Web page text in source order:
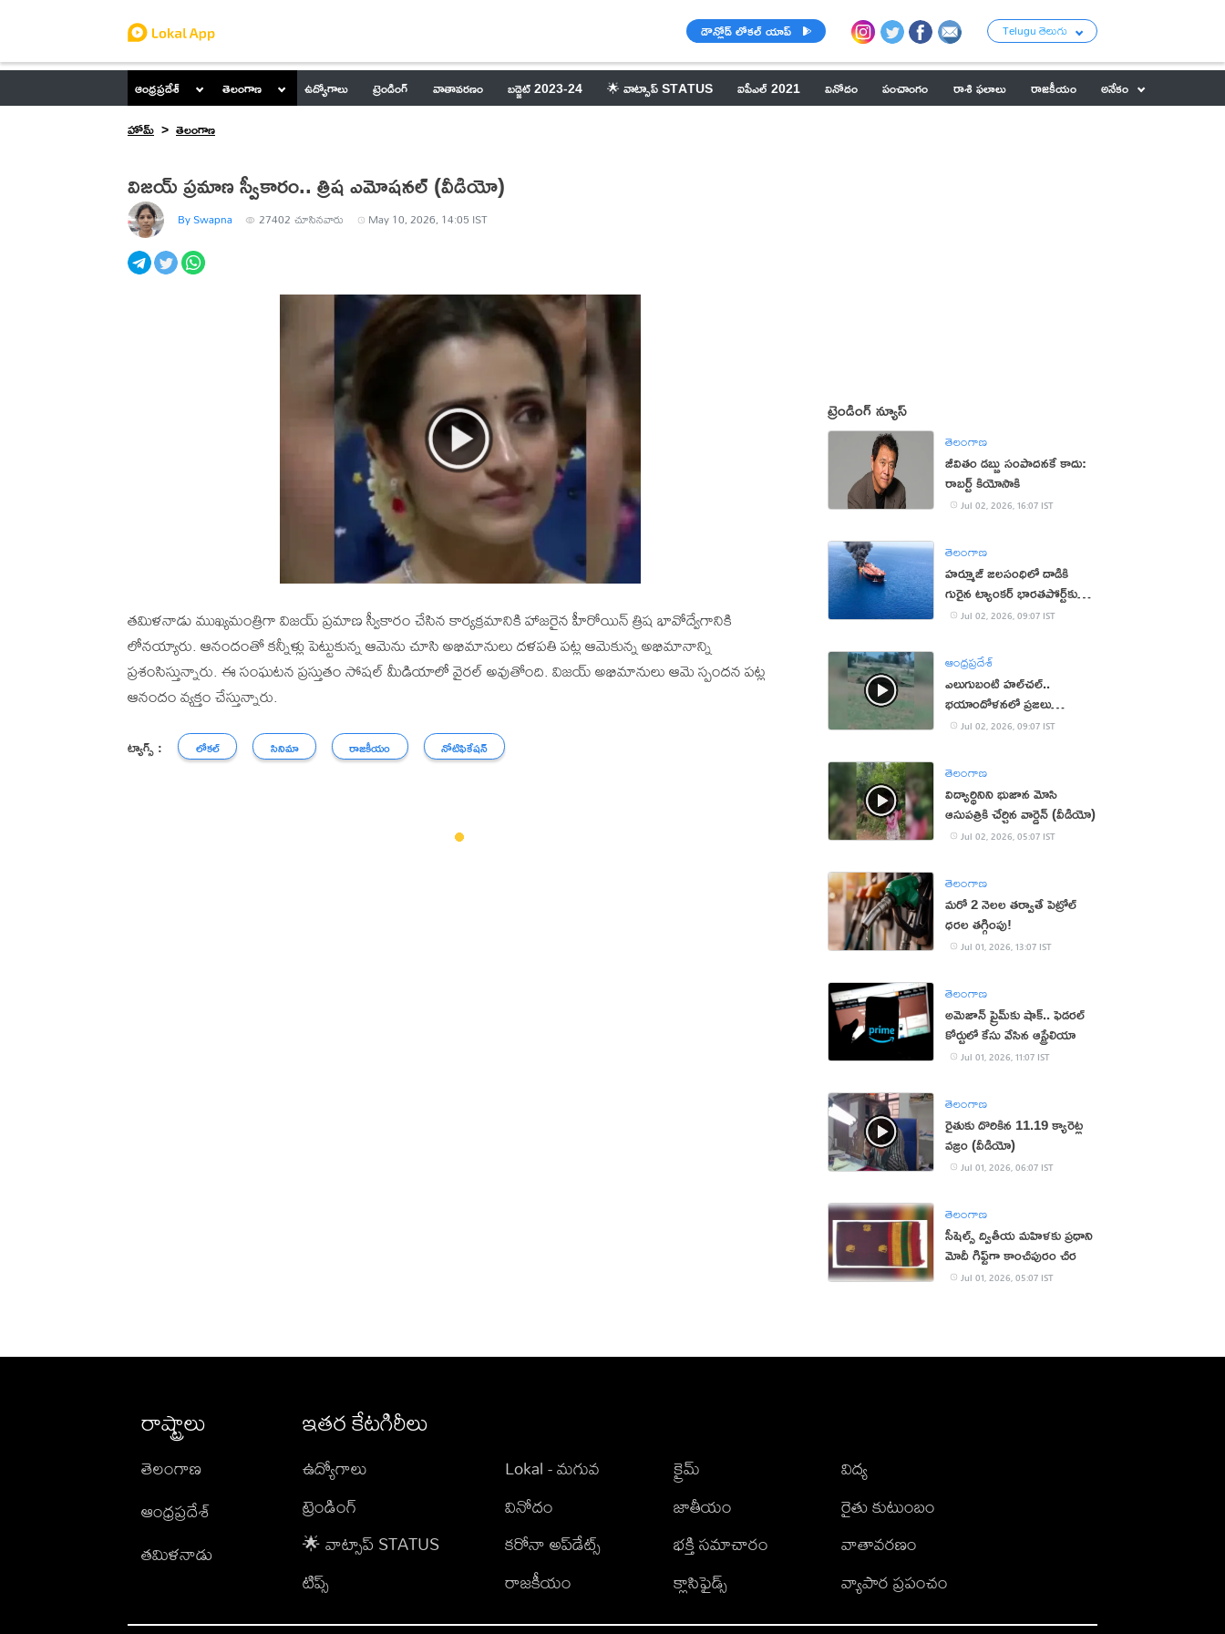
డౌన్లోడ్ లోకల్ యాప్ Telugu తెలుగు
ఆంధ్రప్రదేశ్ తెలంగాణ ఉద్యోగాలు ట్రెండింగ్ వాతావరణం బడ్జెట్ 2023-24 🌟 వాట్సాప్ STATUS ఐపీఎల్ 2021 వినోదం పంచాంగం రాశి ఫలాలు రాజకీయం
అనేకం
హోమ్
తెలంగాణ
విజయ్ ప్రమాణ స్వీకారం.. త్రిష ఎమోషనల్ (వీడియో)
By Swapna 27402 చూసినవారు May 10, 2026, 14:05 IST
తమిళనాడు ముఖ్యమంత్రిగా విజయ్ ప్రమాణ స్వీకారం చేసిన కార్యక్రమానికి హాజరైన హీరోయిన్ త్రిష భావోద్వేగానికి
లోనయ్యారు. ఆనందంతో కన్నీళ్లు పెట్టుకున్న ఆమెను చూసి అభిమానులు దళపతి పట్ల ఆమెకున్న అభిమానాన్ని
ప్రశంసిస్తున్నారు. ఈ సంఘటన ప్రస్తుతం సోషల్ మీడియాలో వైరల్ అవుతోంది. విజయ్ అభిమానులు ఆమె స్పందన పట్ల
ఆనందం వ్యక్తం చేస్తున్నారు.
ట్యాగ్స్ : లోకల్ సినిమా రాజకీయం నోటిఫికేషన్
ట్రెండింగ్ న్యూస్
తెలంగాణ
జీవితం డబ్బు సంపాదనకే కాదు:
రాబర్ట్ కియోసాకి
Jul 02, 2026, 16:07 IST
తెలంగాణ
హర్మూజ్ జలసంధిలో దాడికి
గురైన ట్యాంకర్ భారతపోర్ట్‌కు
చేరికJul 02, 2026, 09:07 IST
ఆంధ్రప్రదేశ్
ఎలుగుబంటి హల్‌చల్..
భయాందోళనలో ప్రజలు
(వీడియో)
Jul 02, 2026, 09:07 IST
తెలంగాణ
విద్యార్థినిని భుజాన మోసి
ఆసుపత్రికి చేర్చిన వార్డెన్ (వీడియో)
Jul 02, 2026, 05:07 IST
తెలంగాణ
మరో 2 నెలల తర్వాతే పెట్రోల్
ధరల తగ్గింపు!
Jul 01, 2026, 13:07 IST
తెలంగాణ
అమెజాన్ ప్రైమ్‌కు షాక్.. ఫెడరల్
కోర్టులో కేసు వేసిన ఆస్ట్రేలియా
Jul 01, 2026, 11:07 IST
తెలంగాణ
రైతుకు దొరికిన 11.19 క్యారెట్ల
వజ్రం (వీడియో)
Jul 01, 2026, 06:07 IST
తెలంగాణ
సీషెల్స్ ద్వితీయ మహిళకు ‍ప్రధాని
మోదీ గిఫ్ట్‌గా కాంచీపురం చీర
Jul 01, 2026, 05:07 IST
రాష్ట్రాలు
తెలంగాణ
ఆంధ్రప్రదేశ్
తమిళనాడు
ఇతర కేటగిరీలు
ఉద్యోగాలు
ట్రెండింగ్
🌟 వాట్సాప్ STATUS
టిప్స్
Lokal - మగువ
వినోదం
కరోనా అప్‌డేట్స్
రాజకీయం
క్రైమ్
జాతీయం
భక్తి సమాచారం
క్లాసిఫైడ్స్
విద్య
రైతు కుటుంబం
వాతావరణం
వ్యాపార ప్రపంచం